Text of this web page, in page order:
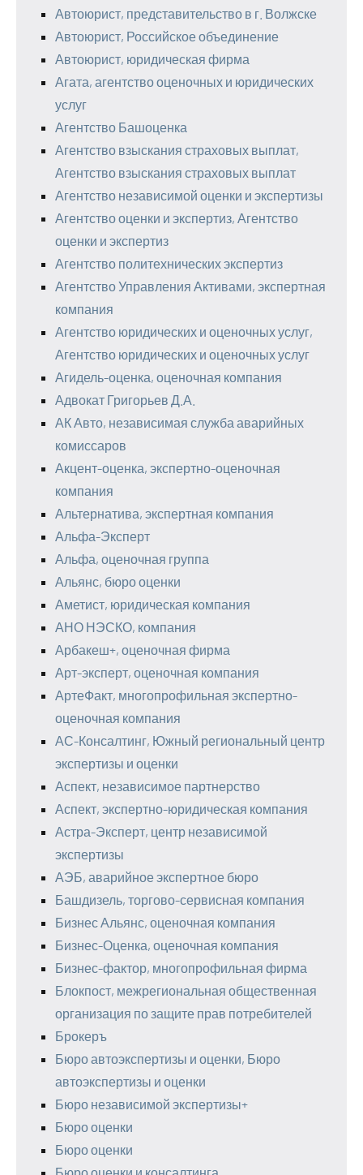
Автоюрист, представительство в г. Волжске
Автоюрист, Российское объединение
Автоюрист, юридическая фирма
Агата, агентство оценочных и юридических
услуг
Агентство Башоценка
Агентство взыскания страховых выплат,
Агентство взыскания страховых выплат
Агентство независимой оценки и экспертизы
Агентство оценки и экспертиз, Агентство
оценки и экспертиз
Агентство политехнических экспертиз
Агентство Управления Активами, экспертная
компания
Агентство юридических и оценочных услуг,
Агентство юридических и оценочных услуг
Агидель-оценка, оценочная компания
Адвокат Григорьев Д.А.
АК Авто, независимая служба аварийных
комиссаров
Акцент-оценка, экспертно-оценочная
компания
Альтернатива, экспертная компания
Альфа-Эксперт
Альфа, оценочная группа
Альянс, бюро оценки
Аметист, юридическая компания
АНО НЭСКО, компания
Арбакеш+, оценочная фирма
Арт-эксперт, оценочная компания
АртеФакт, многопрофильная экспертно-
оценочная компания
АС-Консалтинг, Южный региональный центр
экспертизы и оценки
Аспект, независимое партнерство
Аспект, экспертно-юридическая компания
Астра-Эксперт, центр независимой
экспертизы
АЭБ, аварийное экспертное бюро
Башдизель, торгово-сервисная компания
Бизнес Альянс, оценочная компания
Бизнес-Оценка, оценочная компания
Бизнес-фактор, многопрофильная фирма
Блокпост, межрегиональная общественная
организация по защите прав потребителей
Брокеръ
Бюро автоэкспертизы и оценки, Бюро
автоэкспертизы и оценки
Бюро независимой экспертизы+
Бюро оценки
Бюро оценки